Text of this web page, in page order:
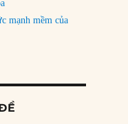
mạnh mềm của